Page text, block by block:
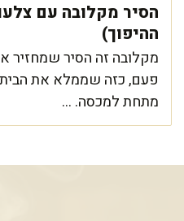
הסיר מקלובה עם
ההיפוך)
מקלובה זה הסיר שמחזיר
פעם, כזה שממלא את
מתחת למכסה. ...